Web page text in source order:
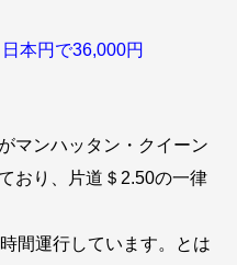
円で36,000円
マンハッタン・クイーン
おり、片道＄2.50の一律
間運行しています。とは